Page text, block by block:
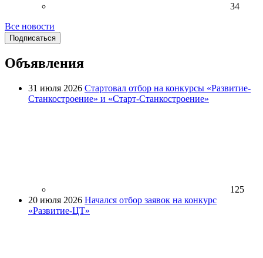
34
Все новости
Подписаться
Объявления
31 июля 2026 Стартовал отбор на конкурсы «Развитие-
Станкостроение» и «Старт-Станкостроение»
125
20 июля 2026 Начался отбор заявок на конкурс
«Развитие-ЦТ»